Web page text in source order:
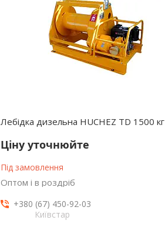
Лебідка дизельна HUCHEZ TD 1500 кг
Ціну уточнюйте
Під замовлення
Оптом і в роздріб
+380 (67) 450-92-03
Київстар